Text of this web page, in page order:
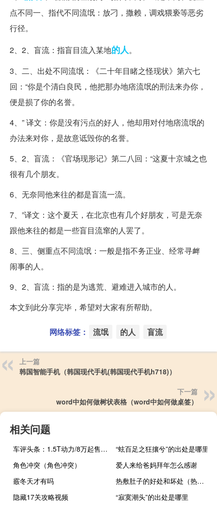
点不同一、指代不同流氓：放刁，撒赖，调戏猥亵等恶劣
行径。
2、2、盲流：指盲目流入某地的人。
3、二、出处不同流氓：《二十年目睹之怪现状》第六七
回：“你是个清白良民，他把那办地痞流氓的刑法来办你，
便是损了你的名誉。
4、” 译文：你是没有污点的好人，他却用对付地痞流氓的
办法来对你，是故意诋毁你的名誉。
5、2、盲流：《官场现形记》第二八回：“这夏十京城之也
很有几个朋友。
6、无奈同他来往的都是盲流一流。
7、”译文：这个夏天，在北京也有几个好朋友，可是无奈
跟他来往的都是一些盲目流窜的人罢了。
8、三、侧重点不同流氓：一般是指不务正业、经常寻衅
闹事的人。
9、2、盲流：指的是为逃荒、避难进入城市的人。
本文到此分享完毕，希望对大家有所帮助。
网络标签： 流氓 的人 盲流
上一篇
韩国智能手机（韩国现代手机(韩国现代手机h718)）
下一篇
word中如何做树状表格（word中如何做桌签）
相关问题
车评头条：1.5T动力/8万起售的MPV这么强大通G50试驾
“蚿百足之狂攘兮”的出处是哪里
角色冲突（角色冲突）
爱人来给爸妈拜年怎么感谢
霰冬天才有吗
热敷肚子的好处和坏处（热敷有什么好处 如何进行热敷）
隐藏17关攻略视频
“寂寞潮头”的出处是哪里